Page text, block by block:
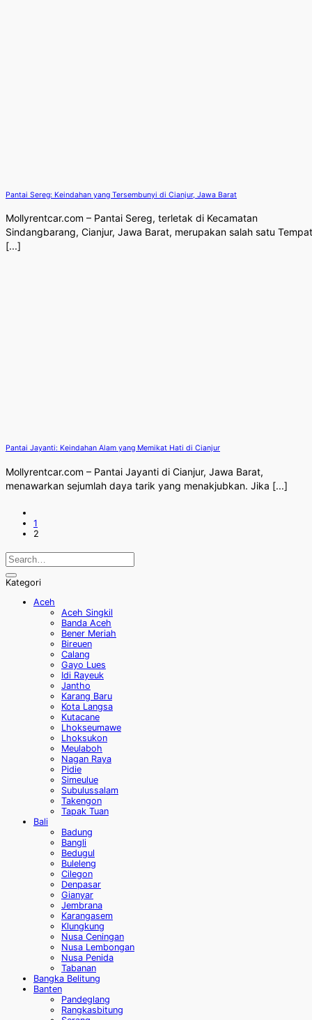
Pantai Sereg: Keindahan yang Tersembunyi di Cianjur, Jawa Barat
Mollyrentcar.com – Pantai Sereg, terletak di Kecamatan
Sindangbarang, Cianjur, Jawa Barat, merupakan salah satu Tempat
[...]
Pantai Jayanti: Keindahan Alam yang Memikat Hati di Cianjur
Mollyrentcar.com – Pantai Jayanti di Cianjur, Jawa Barat,
menawarkan sejumlah daya tarik yang menakjubkan. Jika [...]
1
2
Kategori
Aceh
Aceh Singkil
Banda Aceh
Bener Meriah
Bireuen
Calang
Gayo Lues
Idi Rayeuk
Jantho
Karang Baru
Kota Langsa
Kutacane
Lhokseumawe
Lhoksukon
Meulaboh
Nagan Raya
Pidie
Simeulue
Subulussalam
Takengon
Tapak Tuan
Bali
Badung
Bangli
Bedugul
Buleleng
Cilegon
Denpasar
Gianyar
Jembrana
Karangasem
Klungkung
Nusa Ceningan
Nusa Lembongan
Nusa Penida
Tabanan
Bangka Belitung
Banten
Pandeglang
Rangkasbitung